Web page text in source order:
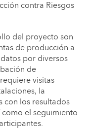
contra Riesgos
del proyecto son
de producción a
por diversos
de
visitas
la
con los resultados
como el seguimiento